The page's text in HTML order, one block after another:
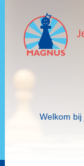
Welkom